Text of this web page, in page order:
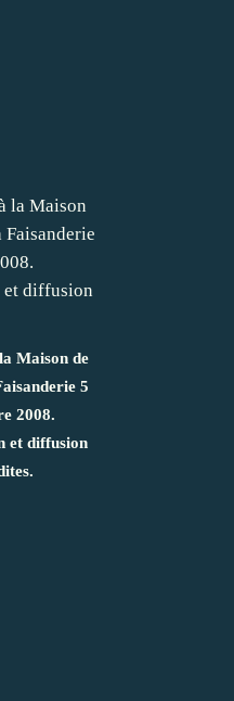
Maison de
5
2008.
et diffusion